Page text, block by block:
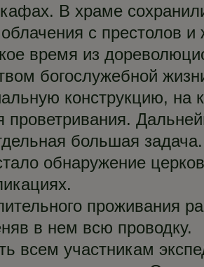
В храме
с престолов и
время из
богослужебной
конструкцию, на
проветривания.
большая задача.
обнаружение
проживания
в нем всю проводку.
всем участникам